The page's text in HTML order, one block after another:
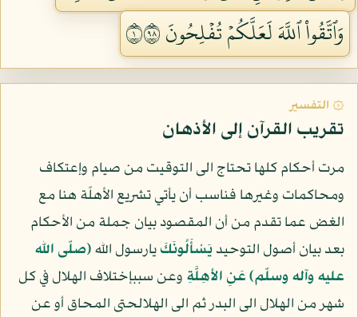
وَٱتَّقُواْ ٱللَّهَ لَعَلَّكُمۡ تُفۡلِحُونَ ١٨٩
۞ التفسير
تقريب القرآن إلى الأذهان
مرت أحكام كلها تحتاج الى التوقيت من صيام وإعتكاف
ومحاكمات وغيرها فناسب أن يأتي تشريع الأهلّة هنا مع
الغض عما تقدم من أن المقصود بيان جملة من الأحكام
بعد بيان أصول التوحيديَسْأَلُونَكَيارسول الله(صلّى الله
عليه وآله وسلّم)عَنِ الأهِلَّةِ وعن سببإختلاف الهلال في كل
شهر من الهلال الى البدر ثم الى الهلالحتى المحاق أو عن